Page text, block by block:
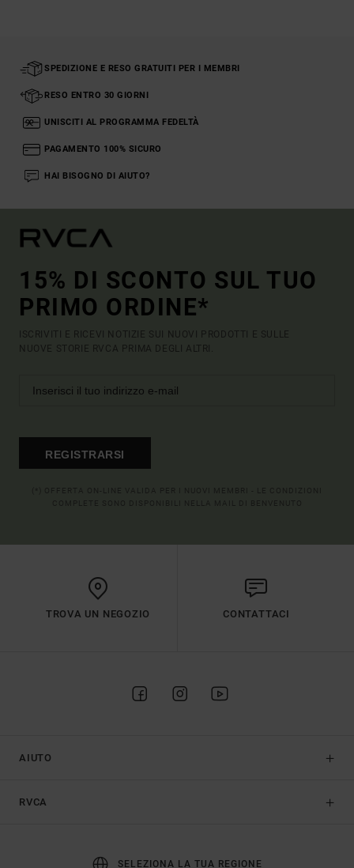
SPEDIZIONE E RESO GRATUITI PER I MEMBRI
RESO ENTRO 30 GIORNI
UNISCITI AL PROGRAMMA FEDELTÀ
PAGAMENTO 100% SICURO
HAI BISOGNO DI AIUTO?
15% DI SCONTO SUL TUO
PRIMO ORDINE*
ISCRIVITI E RICEVI NOTIZIE SUI NUOVI PRODOTTI E SULLE
NUOVE STORIE RVCA PRIMA DEGLI ALTRI.
REGISTRARSI
TROVA UN NEGOZIO CONTATTACI
AIUTO
RVCA
SELEZIONA LA TUA REGIONE